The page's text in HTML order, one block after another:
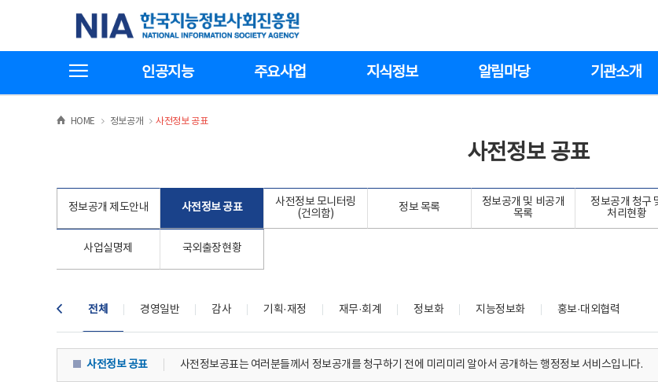
기
한국지능정보사회진흥원
인공지능 주요사업 지식정보 알림마당 기관소개
HOME >정보공개 >
사전정보 공표
사전정보 공표
정보공개 제도안내 사전정보 공표
사전정보 모니터링
(건의함)
정보 목록
정보공개 및 비공개
목록
정보공개 청구
처리현황
사업실명제 국외출장현황
전체 경영일반 감사 기획·재정 재무·회계 정보화 지능정보화 홍보·대외협력
사전정보 공표 사전정보공표는 여러분들께서 정보공개를 청구하기 전에 미리미리 알아서 공개하는 행정정보 서비스입니다.